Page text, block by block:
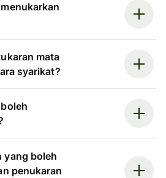
mata
syarikat?
yang boleh
penukaran